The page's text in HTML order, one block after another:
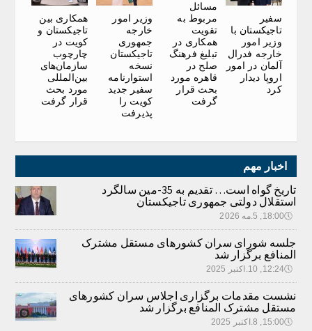
سفیر
تاجیکستان با
وزیر امور
خارجه فدرال
آلمان در امور
اروپا دیدار
کرد
مسائل
مربوط به
تقویت
همکاری در
تبلیغ فرهنگ
صلح در
قاهره مورد
بحث قرار
گرفت
وزیر امور
خارجه
جمهوری
تاجیکستان
نسخه
استوارنامه
سفیر جدید
کویت را
پذیرفت
همکاری بین
تاجیکستان و
کویت در
چارچوب
سازمان‌های
بین‌المللی
مورد بحث
قرار گرفت
اخبار مهم
تاریخ گواه است… تقدیم به 35-مین سالگرد
استقلال دولتی جمهوری تاجیکستان
🕔18:00, 5.مه 2026
جلسه شورای سران کشورهای مستقل مشترک
المنافع برگزار شد
🕔12:24, 10.اکتبر 2025
نشست مقدمات برگزاری اجلاس سران کشورهای
مستقل مشترک المنافع برگزار شد
🕔15:00, 8.اکتبر 2025